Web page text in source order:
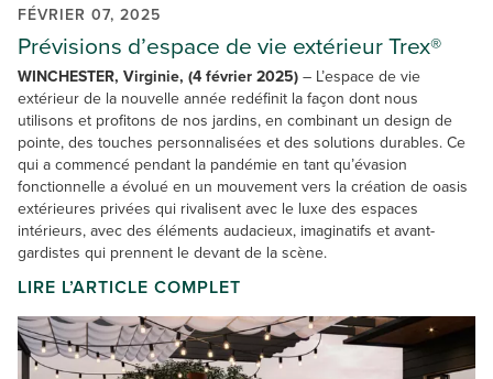
FÉVRIER 07, 2025
Prévisions d’espace de vie extérieur Trex®
WINCHESTER, Virginie, (4 février 2025)– L’espace de vie
extérieur de la nouvelle année redéfinit la façon dont nous
utilisons et profitons de nos jardins, en combinant un design de
pointe, des touches personnalisées et des solutions durables. Ce
qui a commencé pendant la pandémie en tant qu’évasion
fonctionnelle a évolué en un mouvement vers la création de oasis
extérieures privées qui rivalisent avec le luxe des espaces
intérieurs, avec des éléments audacieux, imaginatifs et avant-
gardistes qui prennent le devant de la scène.
LIRE L’ARTICLE COMPLET